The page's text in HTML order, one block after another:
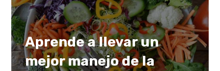
Aprende a llevar un
mejor manejo de la